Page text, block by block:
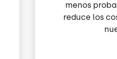
menos
reduce los